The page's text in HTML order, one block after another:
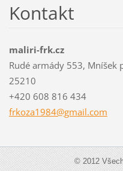
Kontakt
maliri-frk.cz
Rudé armády 553, Mníšek
25210
+420 608 816 434
frkoza1984@gmail.com
© 2012